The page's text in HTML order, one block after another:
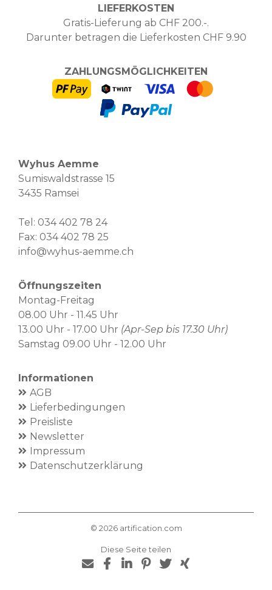
LIEFERKOSTEN
Gratis-Lieferung ab CHF 200.-.
Darunter betragen die Lieferkosten CHF 9.90
ZAHLUNGSMÖGLICHKEITEN
Wyhus Aemme
Sumiswaldstrasse 15
3435 Ramsei
Tel: 034 402 78 24
Fax: 034 402 78 25
info@wyhus-aemme.ch
Öffnungszeiten
Montag-Freitag
08.00 Uhr - 11.45 Uhr
13.00 Uhr - 17.00 Uhr (Apr-Sep bis 17.30 Uhr)
Samstag 09.00 Uhr - 12.00 Uhr
Informationen
AGB
Lieferbedingungen
Preisliste
Newsletter
Impressum
Datenschutzerklärung
© 2026 artification.com
Diese Seite teilen